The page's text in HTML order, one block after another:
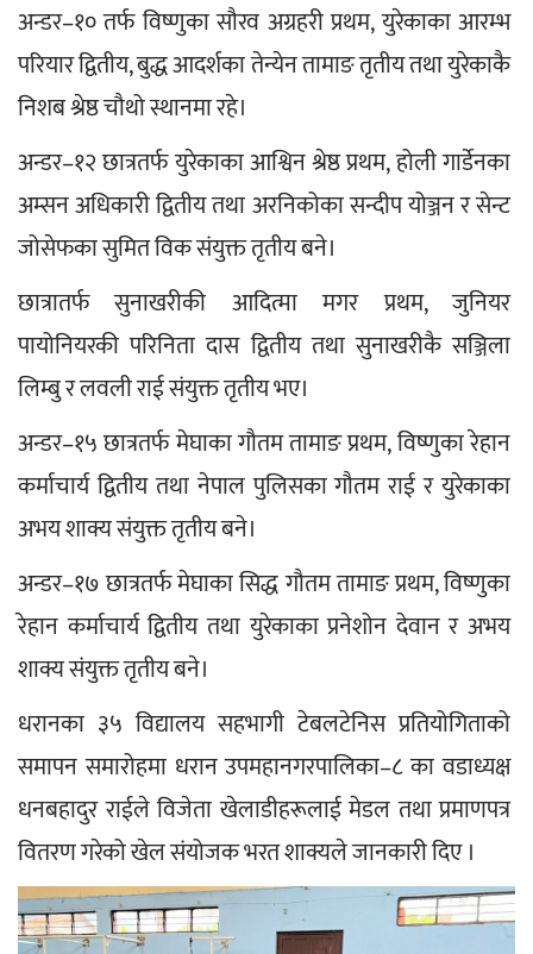
अन्डर–१० तर्फ विष्णुका सौरव अग्रहरी प्रथम, युरेकाका आरम्भ
परियार द्वितीय, बुद्ध आदर्शका तेन्येन तामाङ तृतीय तथा युरेकाकै
निशब श्रेष्ठ चौथो स्थानमा रहे।
अन्डर–१२ छात्रतर्फ युरेकाका आश्विन श्रेष्ठ प्रथम, होली गार्डेनका
अम्सन अधिकारी द्वितीय तथा अरनिकोका सन्दीप योञ्जन र सेन्ट
जोसेफका सुमित विक संयुक्त तृतीय बने।
छात्रातर्फ सुनाखरीकी आदित्मा मगर प्रथम, जुनियर
पायोनियरकी परिनिता दास द्वितीय तथा सुनाखरीकै सञ्जिला
लिम्बु र लवली राई संयुक्त तृतीय भए।
अन्डर–१५ छात्रतर्फ मेघाका गौतम तामाङ प्रथम, विष्णुका रेहान
कर्माचार्य द्वितीय तथा नेपाल पुलिसका गौतम राई र युरेकाका
अभय शाक्य संयुक्त तृतीय बने।
अन्डर–१७ छात्रतर्फ मेघाका सिद्ध गौतम तामाङ प्रथम, विष्णुका
रेहान कर्माचार्य द्वितीय तथा युरेकाका प्रनेशोन देवान र अभय
शाक्य संयुक्त तृतीय बने।
धरानका ३५ विद्यालय सहभागी टेबलटेनिस प्रतियोगिताको
समापन समारोहमा धरान उपमहानगरपालिका–८ का वडाध्यक्ष
धनबहादुर राईले विजेता खेलाडीहरूलाई मेडल तथा प्रमाणपत्र
वितरण गरेको खेल संयोजक भरत शाक्यले जानकारी दिए ।